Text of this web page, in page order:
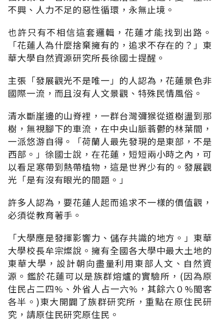
不興、人力不足的惡性循環，永無止境。
也許只有不相信這套邏輯，花蓮才能找到出路。
「花蓮人為什麼捨棄擁有的，追求不存在的？」東
華大學自然資源研究所長徐國士提醒。
主張「發展觀光不是唯一」的人認為，花蓮景色非
國際一流，而且沒有人文景觀、特殊民情風俗。
清水斷崖邊的山脊裡，一群台灣彌猴從道樹盪到那
樹，無視腳下的車流，在中央山脈蓊鬱的林葉間，
一派悠游自得。「荷蘭人最先發現的是東部，不是
西部。」徐國士說，在花蓮，短短兩小時之內，可
以看足寒帶到熱帶植物，這是世界少有的。發展觀
光「是有沒有眼光的間題。」
許多人認為，要花蓮人起而追求不一樣的價值觀，
必須從教育著手。
「大學應是發揮影響力、儲存共識的地方。」東華
大學校長牟宗燦說。擁有全國各大學中最大土地的
東華大學，設計朝向盡量利用東部人文、自然資
源。鑑於花蓮可以是族群熔爐的實驗所，(因為原
住民占二四%、外省人占一六%，其餘六０%閩客
各半。)東大開闢了族群研究所，重點在原住民研
究，請原住民研究原住民。